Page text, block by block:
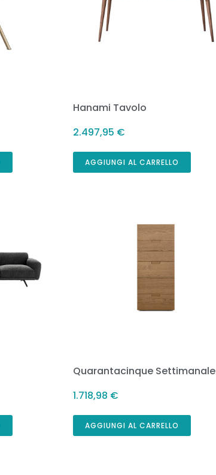
Hanami Tavolo
2.497,95 €
AGGIUNGI AL CARRELLO
Quarantacinque Settimanale
1.718,98 €
AGGIUNGI AL CARRELLO